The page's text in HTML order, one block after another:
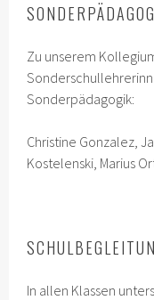
Zu unserem
Sonderpädagogik:
Christine Gonzalez,
Kostelenski, Marius
In allen Klassen